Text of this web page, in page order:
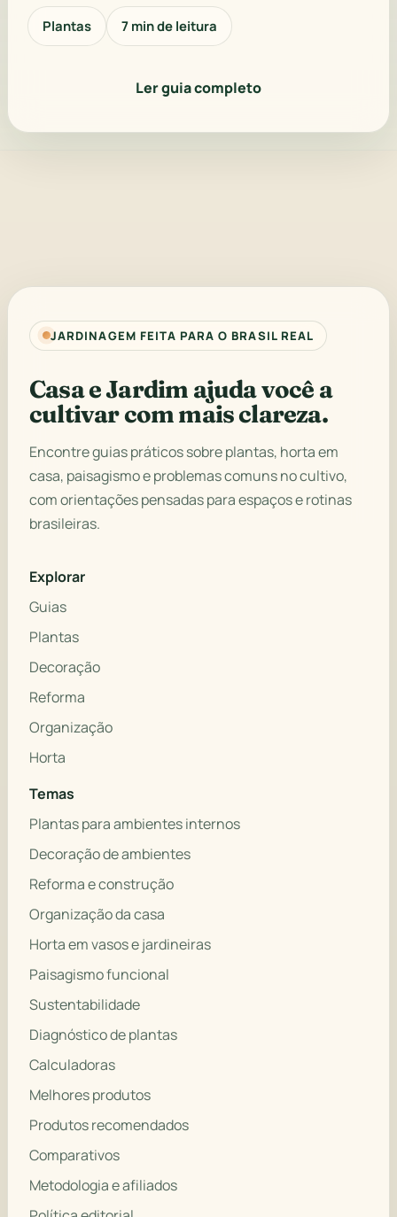
Plantas 7 min de leitura
Ler guia completo
JARDINAGEM FEITA PARA O BRASIL REAL
Casa e Jardim ajuda você a
cultivar com mais clareza.
Encontre guias práticos sobre plantas, horta em
casa, paisagismo e problemas comuns no cultivo,
com orientações pensadas para espaços e rotinas
brasileiras.
Explorar
Guias
Plantas
Decoração
Reforma
Organização
Horta
Temas
Plantas para ambientes internos
Decoração de ambientes
Reforma e construção
Organização da casa
Horta em vasos e jardineiras
Paisagismo funcional
Sustentabilidade
Diagnóstico de plantas
Calculadoras
Melhores produtos
Produtos recomendados
Comparativos
Metodologia e afiliados